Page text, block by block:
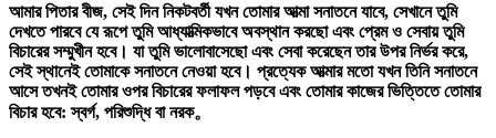
আমার পিতার বীজ, সেই দিন নিকটবর্তী যখন তোমার আত্মা সনাতনে যাবে, সেখানে তুমি
দেখতে পারবে যে রূপে তুমি আধ্যাত্মিকভাবে অবস্থান করছো এবং প্রেম ও সেবায় তুমি
বিচারের সম্মুখীন হবে। যা তুমি ভালোবাসেছো এবং সেবা করেছেন তার উপর নির্ভর করে,
সেই স্থানেই তোমাকে সনাতনে নেওয়া হবে। প্রত্যেক আত্মার মতো যখন তিনি সনাতনে
আসে তখনই তোমার ওপর বিচারের ফলাফল পড়বে এবং তোমার কাজের ভিত্তিতে তোমার
বিচার হবে: স্বর্গ, পরিশুদ্ধি বা নরক。